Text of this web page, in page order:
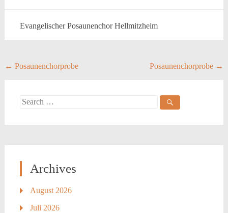
Evangelischer Posaunenchor Hellmitzheim
Post
← Posaunenchorprobe Posaunenchorprobe →
Search
Archives
August 2026
Juli 2026